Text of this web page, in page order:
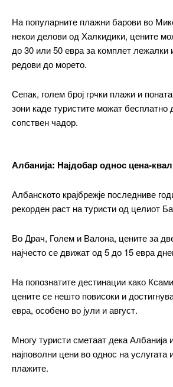
На популарните плажни барови во
некои делови од Халкидики, цените
до 30 или 50 евра за комплет лежалки
редови до морето.
Сепак, голем број грчки плажи и
зони каде туристите можат бесплатно
сопствен чадор.
Албанија: Најдобар однос цена-
Албанското крајбрежје последниве
рекорден раст на туристи од целиот
Во Драч, Голем и Валона, цените за
најчесто се движат од 5 до 15 евра
На попознатите дестинации како
цените се нешто повисоки и
евра, особено во јули и август.
Многу туристи сметаат дека Албанија
најповолни цени во однос на услугата
плажите.